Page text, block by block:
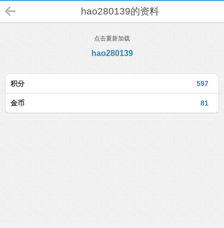
hao280139的资料
点击重新加载
hao280139
597
积分
81
金币